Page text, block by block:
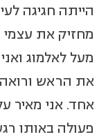
הייתה חגיגה
מחזיק את
מעל לאלמוג
את הראש
אחד. אני מאיר
פעולה באותו